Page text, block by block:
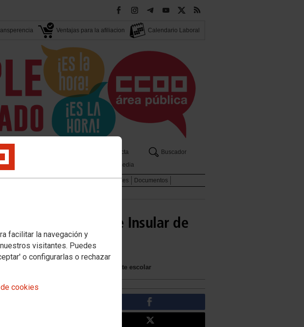
facilitar la navegación y
visitantes. Puedes
o configurarlas o rechazar
cookies
Ventajas para la afiliacion Calendario Laboral
sindicato Contacta
Buscador
Multimedia
Medio Ambiente Acciones Sindicales Enlaces
Documentos
de Transporte Insular de
una empresa encargada del transporte escolar